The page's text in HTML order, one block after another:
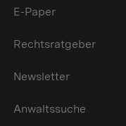
E-Paper
Rechtsratgeber
Newsletter
Anwaltssuche